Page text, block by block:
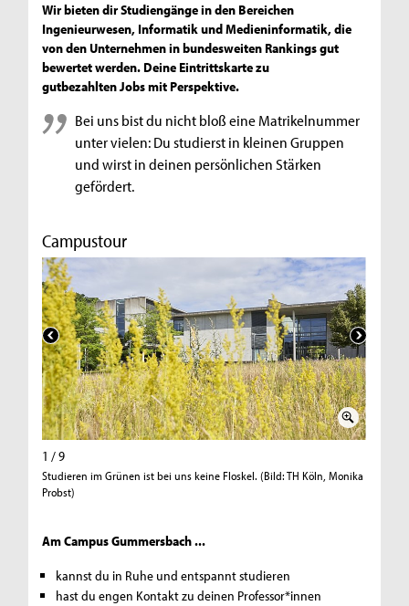
Wir bieten dir Studiengänge in den Bereichen
Ingenieurwesen, Informatik und Medieninformatik, die
von den Unternehmen in bundesweiten Rankings gut
bewertet werden. Deine Eintrittskarte zu
gutbezahlten Jobs mit Perspektive.
Bei uns bist du nicht bloß eine Matrikelnummer
unter vielen: Du studierst in kleinen Gruppen
und wirst in deinen persönlichen Stärken
gefördert.
Campustour
1 / 9
Studieren im Grünen ist bei uns keine Floskel. (Bild: TH Köln, Monika
Probst)
Am Campus Gummersbach ...
kannst du in Ruhe und entspannt studieren
hast du engen Kontakt zu deinen Professor*innen